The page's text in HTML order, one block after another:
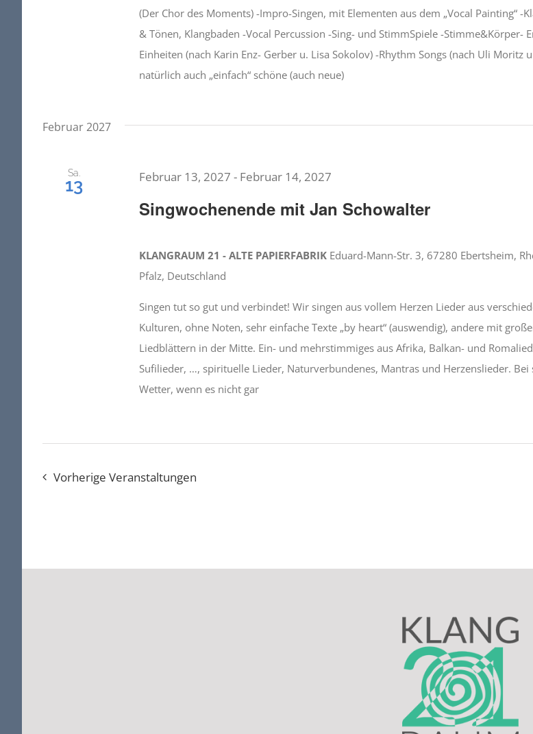
(Der Chor des Moments) -Impro-Singen, mit Elementen aus dem „Vocal Painting“ -
& Tönen, Klangbaden -Vocal Percussion -Sing- und StimmSpiele -Stimme&Körper-
Einheiten (nach Karin Enz- Gerber u. Lisa Sokolov) -Rhythm Songs (nach Uli Moritz
natürlich auch „einfach“ schöne (auch neue)
Februar 2027
Sa.
13
Singwochenende mit Jan Schowalter
Februar 13, 2027 - Februar 14, 2027
KLANGRAUM 21 - ALTE PAPIERFABRIK Eduard-Mann-Str. 3, 67280 Ebertsheim,
Pfalz, Deutschland
Singen tut so gut und verbindet! Wir singen aus vollem Herzen Lieder aus
Kulturen, ohne Noten, sehr einfache Texte „by heart“ (auswendig), andere mit
Liedblättern in der Mitte. Ein- und mehrstimmiges aus Afrika, Balkan- und
Sufilieder, …, spirituelle Lieder, Naturverbundenes, Mantras und Herzenslieder. Bei
Wetter, wenn es nicht gar
Vorherige Veranstaltungen